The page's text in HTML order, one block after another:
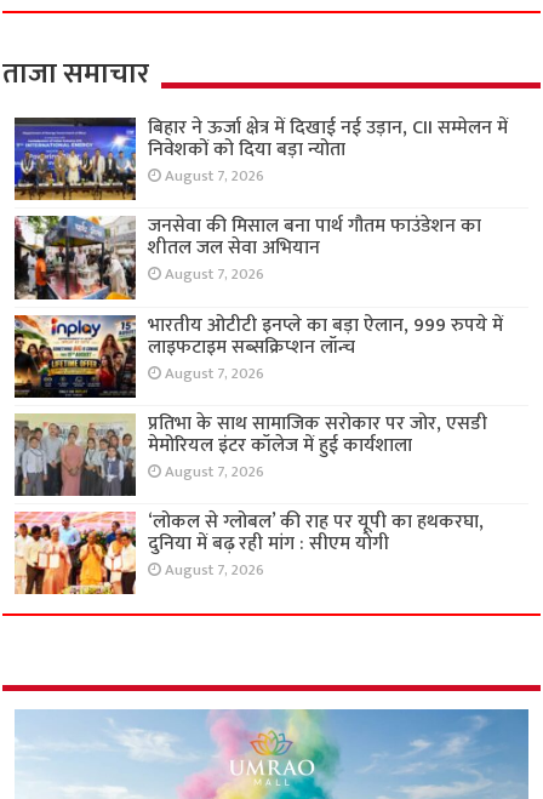
ताजा समाचार
बिहार ने ऊर्जा क्षेत्र में दिखाई नई उड़ान, CII सम्मेलन में
निवेशकों को दिया बड़ा न्योता
August 7, 2026
जनसेवा की मिसाल बना पार्थ गौतम फाउंडेशन का
शीतल जल सेवा अभियान
August 7, 2026
भारतीय ओटीटी इनप्ले का बड़ा ऐलान, 999 रुपये में
लाइफटाइम सब्सक्रिप्शन लॉन्च
August 7, 2026
प्रतिभा के साथ सामाजिक सरोकार पर जोर, एसडी
मेमोरियल इंटर कॉलेज में हुई कार्यशाला
August 7, 2026
‘लोकल से ग्लोबल’ की राह पर यूपी का हथकरघा,
दुनिया में बढ़ रही मांग : सीएम योगी
August 7, 2026